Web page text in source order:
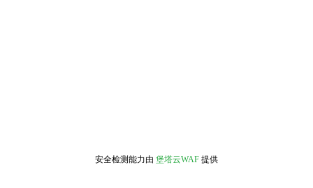
安全检测能力由 堡塔云WAF 提供